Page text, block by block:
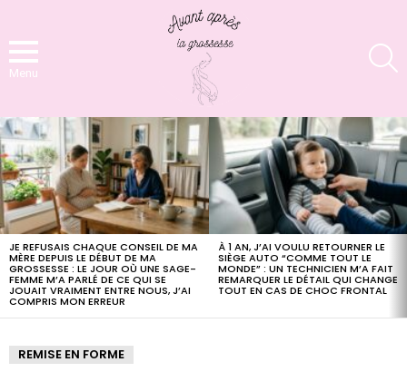
Menu
LATEST
STORIES
JE REFUSAIS CHAQUE CONSEIL DE MA
MÈRE DEPUIS LE DÉBUT DE MA
GROSSESSE : LE JOUR OÙ UNE SAGE-
FEMME M’A PARLÉ DE CE QUI SE
JOUAIT VRAIMENT ENTRE NOUS, J’AI
COMPRIS MON ERREUR
À 1 AN, J’AI VOULU RETOURNER LE
SIÈGE AUTO “COMME TOUT LE
MONDE” : UN TECHNICIEN M’A FAIT
REMARQUER LE DÉTAIL QUI CHANGE
TOUT EN CAS DE CHOC FRONTAL
REMISE EN FORME